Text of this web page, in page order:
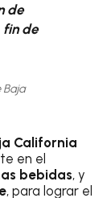
de
fin de
California
en el
bebidas, y
, para lograr el